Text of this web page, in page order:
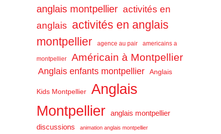
anglais montpellier activités en
anglais activités en anglais
montpellier
agence au pair americains a
montpellier Américain à Montpellier
Anglais enfants montpellier Anglais
Kids Montpellier
Anglais
Montpellier
anglais montpellier
discussions
animation anglais montpellier